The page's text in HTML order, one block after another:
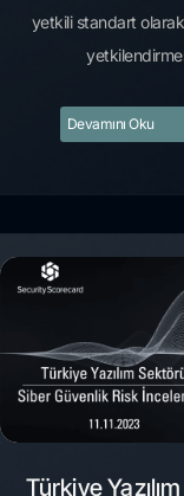
yetkili standart
Devamını Oku
Türkiye